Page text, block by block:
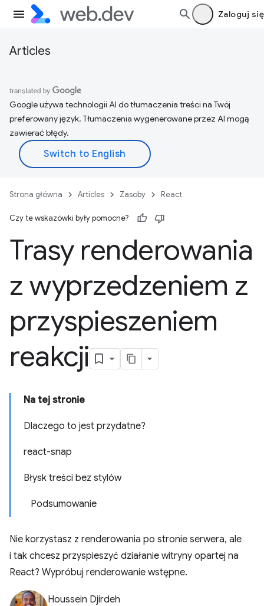
Zaloguj się
Articles
Google używa technologii AI do tłumaczenia treści na Twój
preferowany język. Tłumaczenia wygenerowane przez AI mogą
zawierać błędy.
Strona główna Articles Zasoby React
Czy te wskazówki były pomocne?
Trasy renderowania
z wyprzedzeniem z
przyspieszeniem
reakcji
Na tej stronie
Dlaczego to jest przydatne?
react-snap
Błysk treści bez stylów
Podsumowanie
Nie korzystasz z renderowania po stronie serwera, ale
i tak chcesz przyspieszyć działanie witryny opartej na
React? Wypróbuj renderowanie wstępne.
Houssein Djirdeh